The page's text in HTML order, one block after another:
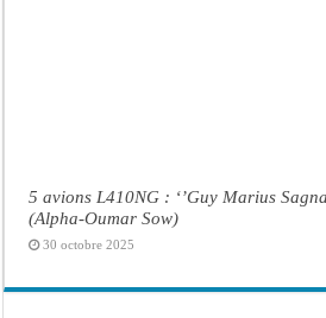
5 avions L410NG : ‘’Guy Marius
(Alpha-Oumar Sow)
30 octobre 2025